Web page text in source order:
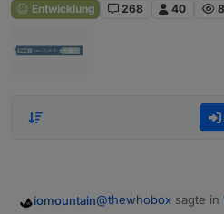
Entwicklung 268 40
iomountain@thewhobox sagte in